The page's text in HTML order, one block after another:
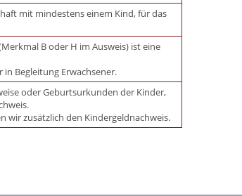
mit mindestens einem Kind, für das
B oder H im Ausweis) ist eine
Begleitung Erwachsener.
oder Geburtsurkunden der Kinder,
wir zusätzlich den Kindergeldnachweis.